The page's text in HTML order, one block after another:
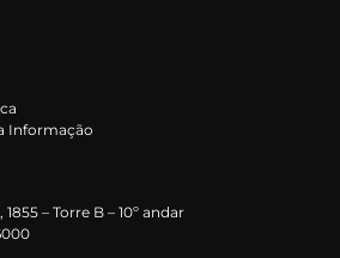
Informação
– Torre B – 10º andar